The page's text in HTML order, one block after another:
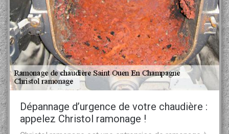
Dépannage d’urgence de votre chaudière :
appelez Christol ramonage !